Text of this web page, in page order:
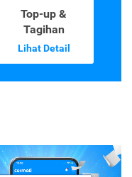
Top-up &
Tagihan
Lihat Detail